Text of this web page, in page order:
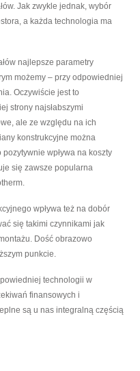
Jak zwykle jednak, wybór
a każda technologia ma
najlepsze parametry
możemy – przy odpowiedniej
Oczywiście jest to
strony najsłabszymi
ale ze względu na ich
konstrukcyjne można
pozytywnie wpływa na koszty
się zawsze popularna
wpływa też na dobór
się takimi czynnikami jak
Dość obrazowo
punkcie.
technologii w
finansowych i
są u nas integralną częścią